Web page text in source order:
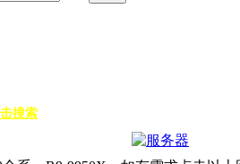
搜索